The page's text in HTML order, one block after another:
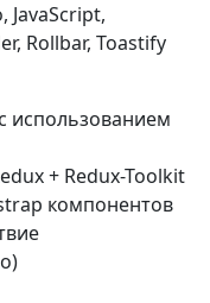
JavaScript,
Rollbar, Toastify
использованием
+ Redux-Toolkit
компонентов